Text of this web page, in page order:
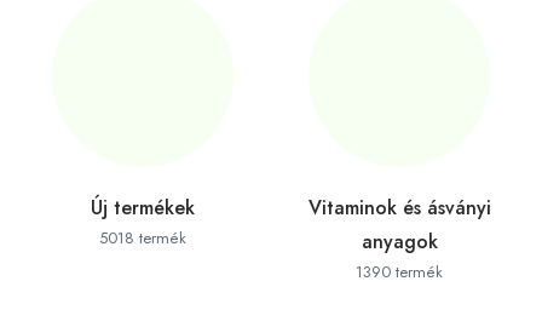
Új termékek
5018 termék
Vitaminok és ásványi
anyagok
1390 termék